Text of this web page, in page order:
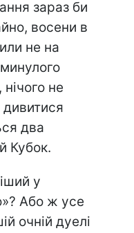
зараз би
восени в
не на
не
дивитися
два
Кубок.
у
Або ж усе
очній дуелі